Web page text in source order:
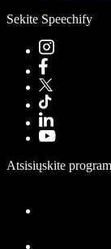
Sekite Speechify
Atsisiųskite